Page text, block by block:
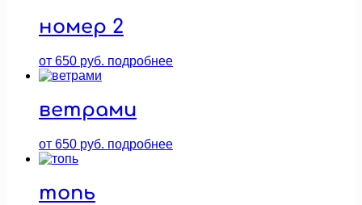
номер 2
от 650 руб. подробнее
ветрами
от 650 руб. подробнее
топь